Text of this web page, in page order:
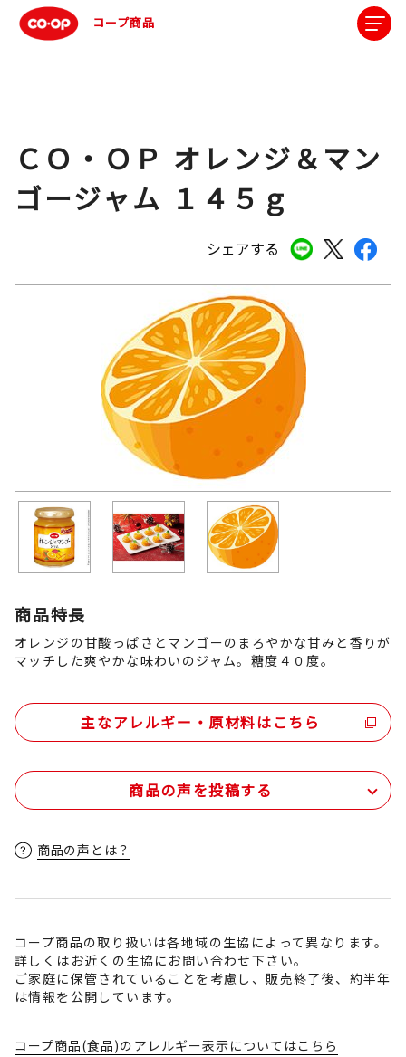
コープ商品
シェアする
ＣＯ・ＯＰ オレンジ＆マン
ゴージャム １４５ｇ
商品特長
オレンジの甘酸っぱさとマンゴーのまろやかな甘みと香りが
マッチした爽やかな味わいのジャム。糖度４０度。
主なアレルギー・原材料はこちら
商品の声を投稿する
商品の声とは？
コープ商品の取り扱いは各地域の生協によって異なります。
詳しくはお近くの生協にお問い合わせ下さい。
ご家庭に保管されていることを考慮し、販売終了後、約半年
は情報を公開しています。
コープ商品(食品)のアレルギー表示についてはこちら